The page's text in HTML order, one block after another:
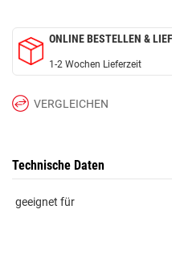
ONLINE BESTELLEN &
1-2 Wochen Lieferzeit
VERGLEICHEN
Technische Daten
geeignet für